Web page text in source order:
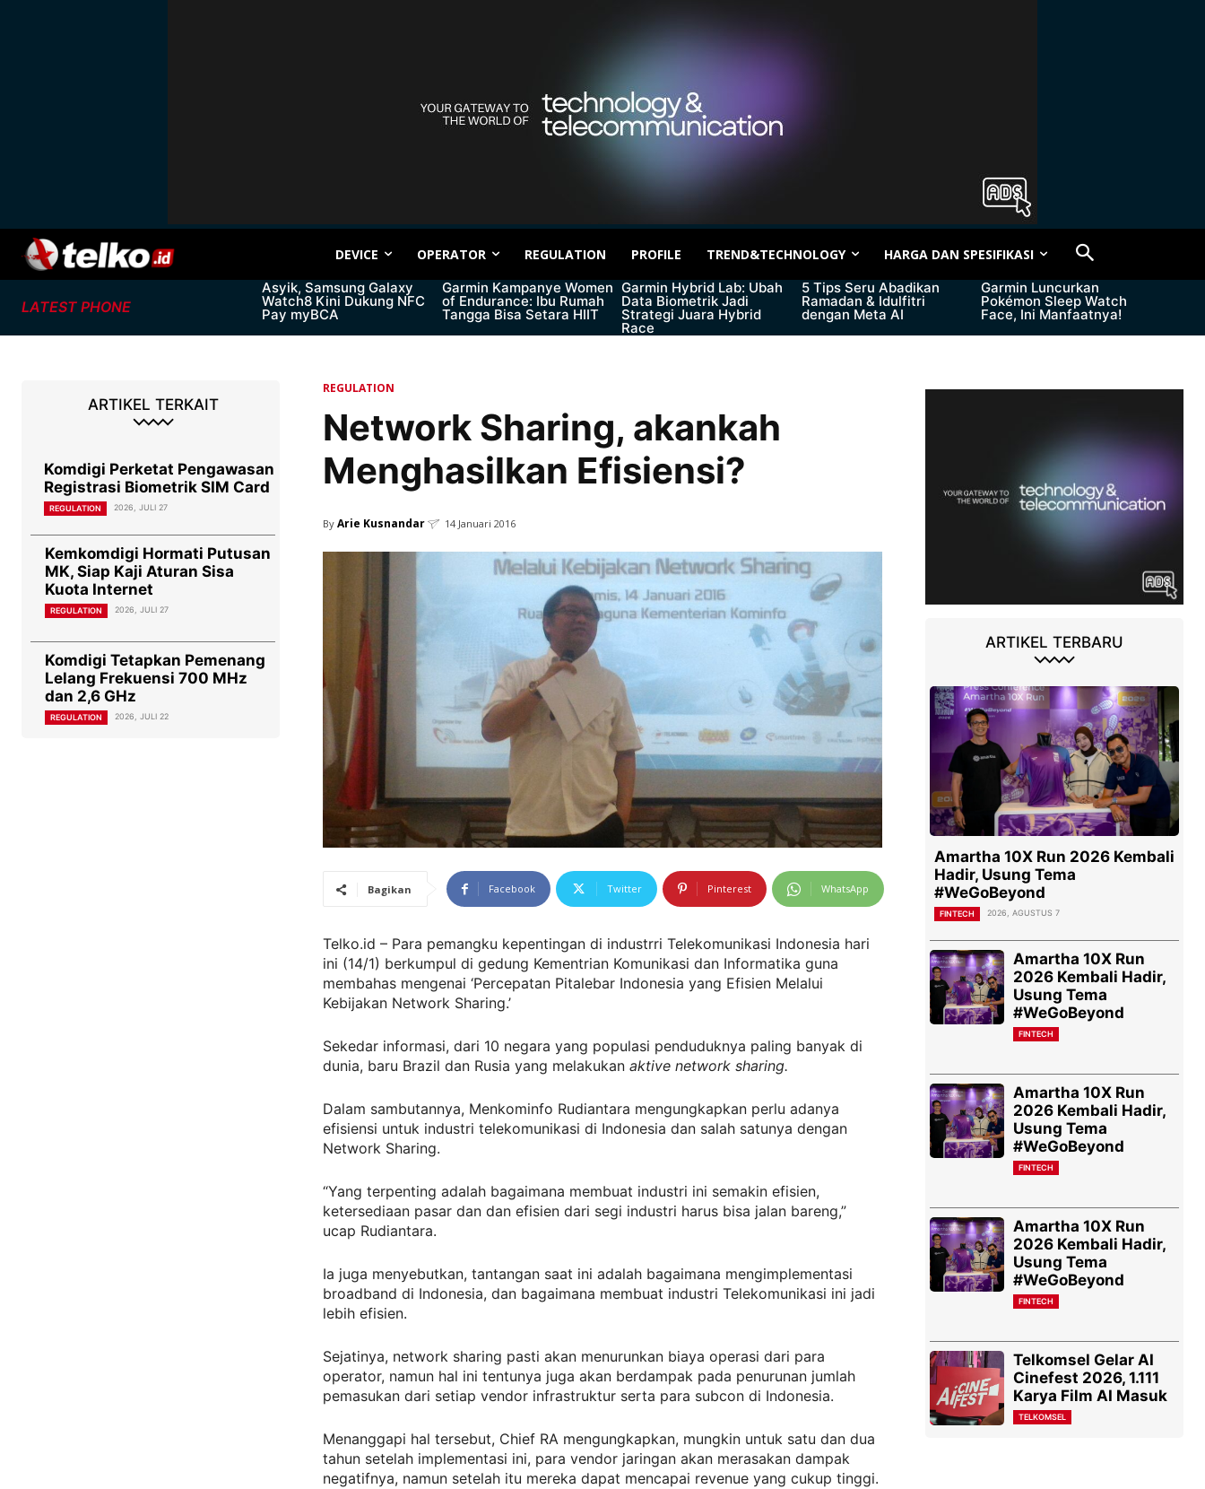
DEVICE OPERATOR REGULATION PROFILE TREND&TECHNOLOGY HARGA DAN SPESIFIKASI
LATEST PHONE
Asyik, Samsung Galaxy
Watch8 Kini Dukung NFC
Pay myBCA
Garmin Kampanye Women
of Endurance: Ibu Rumah
Tangga Bisa Setara HIIT
Garmin Hybrid Lab: Ubah
Data Biometrik Jadi
Strategi Juara Hybrid
Race
5 Tips Seru Abadikan
Ramadan & Idulfitri
dengan Meta AI
Garmin Luncurkan
Pokémon Sleep Watch
Face, Ini Manfaatnya!
ARTIKEL TERKAIT
Komdigi Perketat Pengawasan
Registrasi Biometrik SIM Card
REGULATION 2026, JULI 27
Kemkomdigi Hormati Putusan
MK, Siap Kaji Aturan Sisa
Kuota Internet
REGULATION 2026, JULI 27
Komdigi Tetapkan Pemenang
Lelang Frekuensi 700 MHz
dan 2,6 GHz
REGULATION 2026, JULI 22
REGULATION
Network Sharing, akankah
Menghasilkan Efisiensi?
By Arie Kusnandar 14 Januari 2016
Bagikan Facebook Twitter Pinterest WhatsApp
Telko.id – Para pemangku kepentingan di industrri Telekomunikasi Indonesia hari
ini (14/1) berkumpul di gedung Kementrian Komunikasi dan Informatika guna
membahas mengenai ‘Percepatan Pitalebar Indonesia yang Efisien Melalui
Kebijakan Network Sharing.’
Sekedar informasi, dari 10 negara yang populasi penduduknya paling banyak di
dunia, baru Brazil dan Rusia yang melakukan aktive network sharing.
Dalam sambutannya, Menkominfo Rudiantara mengungkapkan perlu adanya
efisiensi untuk industri telekomunikasi di Indonesia dan salah satunya dengan
Network Sharing.
“Yang terpenting adalah bagaimana membuat industri ini semakin efisien,
ketersediaan pasar dan dan efisien dari segi industri harus bisa jalan bareng,”
ucap Rudiantara.
Ia juga menyebutkan, tantangan saat ini adalah bagaimana mengimplementasi
broadband di Indonesia, dan bagaimana membuat industri Telekomunikasi ini jadi
lebih efisien.
Sejatinya, network sharing pasti akan menurunkan biaya operasi dari para
operator, namun hal ini tentunya juga akan berdampak pada penurunan jumlah
pemasukan dari setiap vendor infrastruktur serta para subcon di Indonesia.
Menanggapi hal tersebut, Chief RA mengungkapkan, mungkin untuk satu dan dua
tahun setelah implementasi ini, para vendor jaringan akan merasakan dampak
negatifnya, namun setelah itu mereka dapat mencapai revenue yang cukup tinggi.
ARTIKEL TERBARU
Amartha 10X Run 2026 Kembali
Hadir, Usung Tema
#WeGoBeyond
FINTECH 2026, AGUSTUS 7
Amartha 10X Run
2026 Kembali Hadir,
Usung Tema
#WeGoBeyond
FINTECH
Amartha 10X Run
2026 Kembali Hadir,
Usung Tema
#WeGoBeyond
FINTECH
Amartha 10X Run
2026 Kembali Hadir,
Usung Tema
#WeGoBeyond
FINTECH
Telkomsel Gelar AI
Cinefest 2026, 1.111
Karya Film AI Masuk
TELKOMSEL